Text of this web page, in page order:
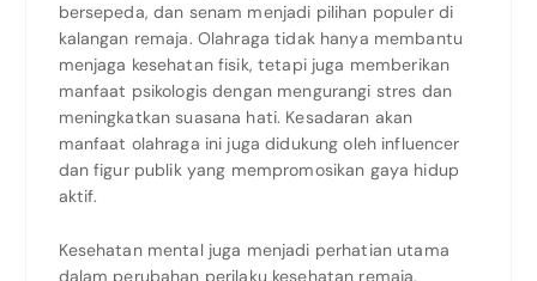
bersepeda, dan senam menjadi pilihan populer di
kalangan remaja. Olahraga tidak hanya membantu
menjaga kesehatan fisik, tetapi juga memberikan
manfaat psikologis dengan mengurangi stres dan
meningkatkan suasana hati. Kesadaran akan
manfaat olahraga ini juga didukung oleh influencer
dan figur publik yang mempromosikan gaya hidup
aktif.
Kesehatan mental juga menjadi perhatian utama
dalam perubahan perilaku kesehatan remaja.